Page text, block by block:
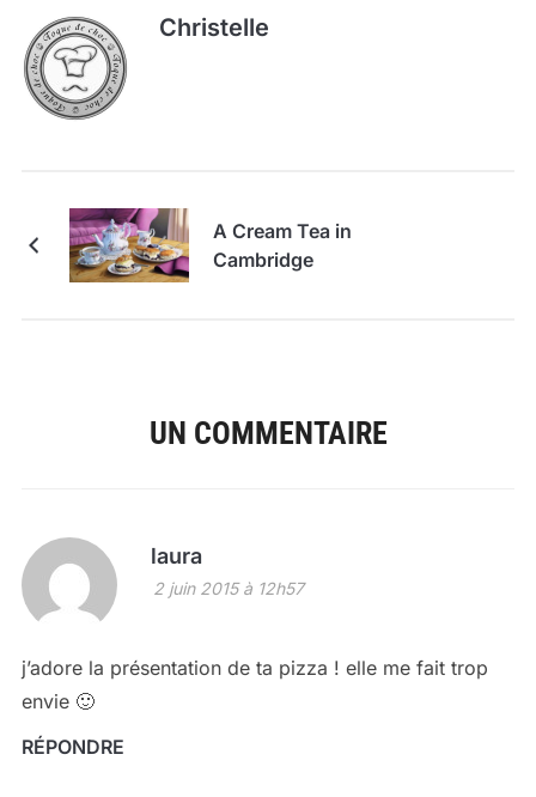
Christelle
A Cream Tea in
Cambridge
UN COMMENTAIRE
laura
2 juin 2015 à 12h57
j’adore la présentation de ta pizza ! elle me fait trop
envie 🙂
RÉPONDRE